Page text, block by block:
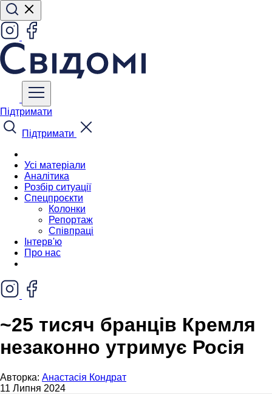
Підтримати
Підтримати
Усі матеріали
Аналітика
Розбір ситуації
Спецпроєкти
Колонки
Репортаж
Співпраці
Інтерв'ю
Про нас
~25 тисяч бранців Кремля
незаконно утримує Росія
Авторка: Анастасія Кондрат
11 Липня 2024